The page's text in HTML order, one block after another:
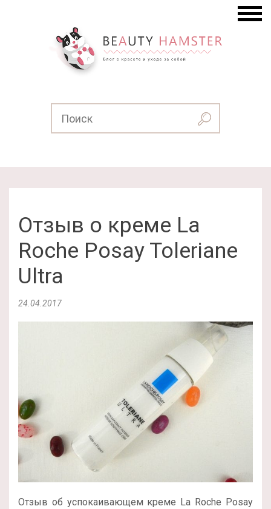
Отзыв о креме La
Roche Posay Toleriane
Ultra
24.04.2017
Отзыв об успокаивающем креме La Roche Posay